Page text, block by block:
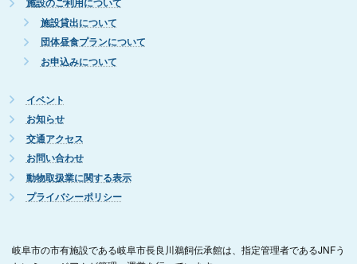
施設のご利用について
施設貸出について
団体昼食プランについて
お申込みについて
イベント
お知らせ
交通アクセス
お問い合わせ
動物取扱業に関する表示
プライバシーポリシー
岐阜市の市有施設である岐阜市長良川鵜飼伝承館は、指定管理者であるJNFう